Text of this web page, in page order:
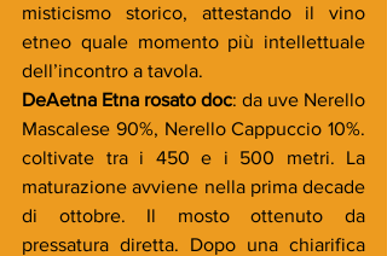
misticismo storico, attestando il vino
etneo quale momento più intellettuale
dell’incontro a tavola.
DeAetna Etna rosato doc: da uve Nerello
Mascalese 90%, Nerello Cappuccio 10%.
coltivate tra i 450 e i 500 metri. La
maturazione avviene nella prima decade
di ottobre. Il mosto ottenuto da
pressatura diretta. Dopo una chiarifica